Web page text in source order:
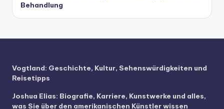
Behandlung
Vogtland: Geschichte, Kultur, Sehenswürdigkeiten und
Reisetipps
Joshua Elias: Biografie, Karriere, Kunstwerke und alles,
was Sie über den amerikanischen Künstler wissen